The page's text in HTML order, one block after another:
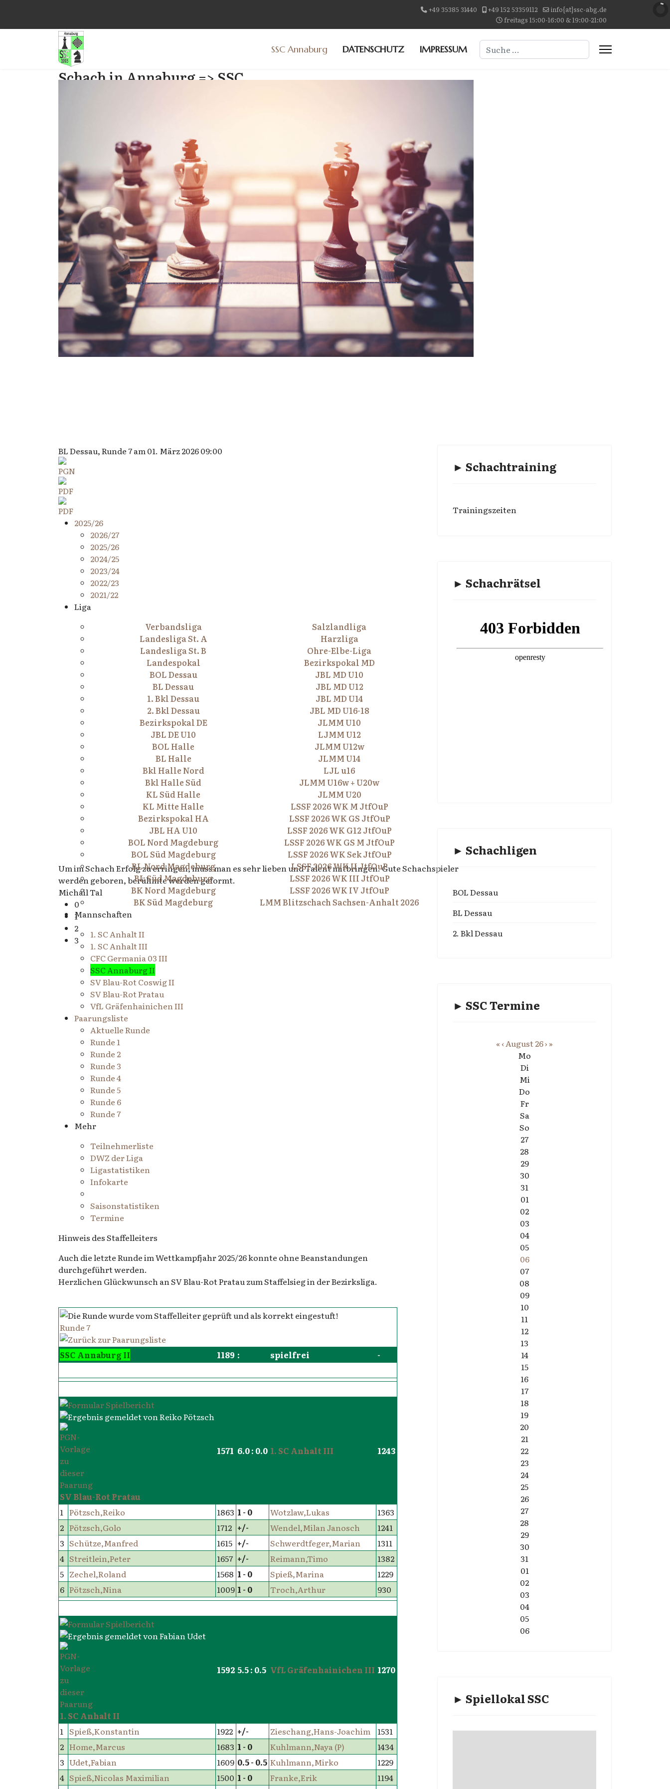
+49 35385 31440 +49 152 53359112
info{at}ssc-abg.de
freitags 15:00-16:00 & 19:00-21:00
SSC Annaburg DATENSCHUTZ IMPRESSUM Suchen
Schach in Annaburg => SSC
Um im Schach Erfolg zu erringen, muss man es sehr lieben und Talent mitbringen. Gute Schachspieler
werden geboren, berühmte werden geformt.
Michail Tal
0
1
2
3
BL Dessau, Runde 7 am 01. März 2026 09:00
2025/26
2026/27
2025/26
2024/25
2023/24
2022/23
2021/22
Liga
Verbandsliga
Salzlandliga
Landesliga St. A
Harzliga
Landesliga St. B
Ohre-Elbe-Liga
Landespokal
Bezirkspokal MD
BOL Dessau
JBL MD U10
BL Dessau
JBL MD U12
1. Bkl Dessau
JBL MD U14
2. Bkl Dessau
JBL MD U16-18
Bezirkspokal DE
JLMM U10
JBL DE U10
LJMM U12
BOL Halle
JLMM U12w
BL Halle
JLMM U14
Bkl Halle Nord
LJL u16
Bkl Halle Süd
JLMM U16w + U20w
KL Süd Halle
JLMM U20
KL Mitte Halle
LSSF 2026 WK M JtfOuP
Bezirkspokal HA
LSSF 2026 WK GS JtfOuP
JBL HA U10
LSSF 2026 WK G12 JtfOuP
BOL Nord Magdeburg
LSSF 2026 WK GS M JtfOuP
BOL Süd Magdeburg
LSSF 2026 WK Sek JtfOuP
BL Nord Magdeburg
LSSF 2026 WK II JtfOuP
BL Süd Magdeburg
LSSF 2026 WK III JtfOuP
BK Nord Magdeburg
LSSF 2026 WK IV JtfOuP
BK Süd Magdeburg
LMM Blitzschach Sachsen-Anhalt 2026
Mannschaften
1. SC Anhalt II
1. SC Anhalt III
CFC Germania 03 III
SSC Annaburg II
SV Blau-Rot Coswig II
SV Blau-Rot Pratau
VfL Gräfenhainichen III
Paarungsliste
Aktuelle Runde
Runde 1
Runde 2
Runde 3
Runde 4
Runde 5
Runde 6
Runde 7
Mehr
Teilnehmerliste
DWZ der Liga
Ligastatistiken
Infokarte
Saisonstatistiken
Termine
Hinweis des Staffelleiters
Auch die letzte Runde im Wettkampfjahr 2025/26 konnte ohne Beanstandungen
durchgeführt werden.
Herzlichen Glückwunsch an SV Blau-Rot Pratau zum Staffelsieg in der Bezirksliga.
Runde 7
SSC Annaburg II 1189 : spielfrei -
SV Blau-Rot Pratau
1571 6.0 : 0.0 1. SC Anhalt III 1243
1 Pötzsch,Reiko 1863 1 - 0 Wotzlaw,Lukas
1363
2 Pötzsch,Golo 1712 +/- Wendel,Milan Janosch
1241
3 Schütze,Manfred 1615 +/- Schwerdtfeger,Marian
1311
4 Streitlein,Peter 1657 +/- Reimann,Timo
1382
5 Zechel,Roland 1568 1 - 0 Spieß,Marina
1229
6 Pötzsch,Nina 1009 1 - 0 Troch,Arthur 930
1. SC Anhalt II
1592 5.5 : 0.5 VfL Gräfenhainichen III 1270
1 Spieß,Konstantin 1922 +/- Zieschang,Hans-Joachim
1531
2 Home,Marcus 1683 1 - 0 Kuhlmann,Naya (P)
1434
3 Udet,Fabian 1609 0.5 - 0.5 Kuhlmann,Mirko
1229
4 Spieß,Nicolas Maximilian 1500 1 - 0 Franke,Erik
1194
► Schachtraining
Trainingszeiten
► Schachrätsel
► Schachligen
BOL Dessau
BL Dessau
2. Bkl Dessau
► SSC Termine
« ‹August 26› »
Mo
Di
Mi
Do
Fr
Sa
So
27
28
29
30
31
01
02
03
04
05
06
07
08
09
10
11
12
13
14
15
16
17
18
19
20
21
22
23
24
25
26
27
28
29
30
31
01
02
03
04
05
06
► Spiellokal SSC